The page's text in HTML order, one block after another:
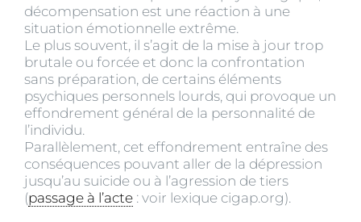
décompensation est une réaction à une
situation émotionnelle extrême.
Le plus souvent, il s’agit de la mise à jour trop
brutale ou forcée et donc la confrontation
sans préparation, de certains éléments
psychiques personnels lourds, qui provoque un
effondrement général de la personnalité de
l’individu.
Parallèlement, cet effondrement entraîne des
conséquences pouvant aller de la dépression
jusqu’au suicide ou à l’agression de tiers
(passage à l’acte : voir lexique cigap.org).